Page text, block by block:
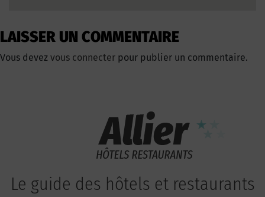
LAISSER UN COMMENTAIRE
Vous devez vous connecter pour publier un commentaire.
Le guide des hôtels et restaurants